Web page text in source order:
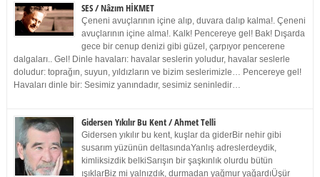
SES / Nâzım HİKMET
Çeneni avuçlarının içine alıp, duvara dalıp kalma!. Çeneni
avuçlarının içine alma!. Kalk! Pencereye gel! Bak! Dışarda
gece bir cenup denizi gibi güzel, çarpıyor pencerene
dalgaları.. Gel! Dinle havaları: havalar seslerin yoludur, havalar seslerle
doludur: toprağın, suyun, yıldızların ve bizim seslerimizle… Pencereye gel!
Havaları dinle bir: Sesimiz yanındadır, sesimiz seninledir…
Gidersen Yıkılır Bu Kent / Ahmet Telli
Gidersen yıkılır bu kent, kuşlar da giderBir nehir gibi
susarım yüzünün deltasındaYanlış adreslerdeydik,
kimliksizdik belkiSarışın bir şaşkınlık olurdu bütün
ışıklarBiz mi yalnızdık, durmadan yağmur yağardıÜşür